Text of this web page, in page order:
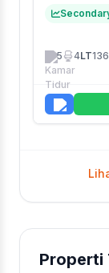
5 4LT
Properti